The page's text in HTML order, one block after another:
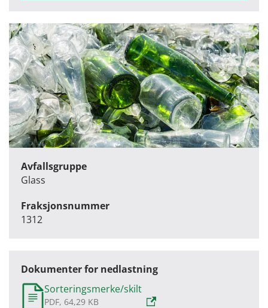
Avfallsgruppe
Glass
Fraksjonsnummer
1312
Dokumenter for nedlastning
Sorteringsmerke/skilt
PDF, 64,29 KB